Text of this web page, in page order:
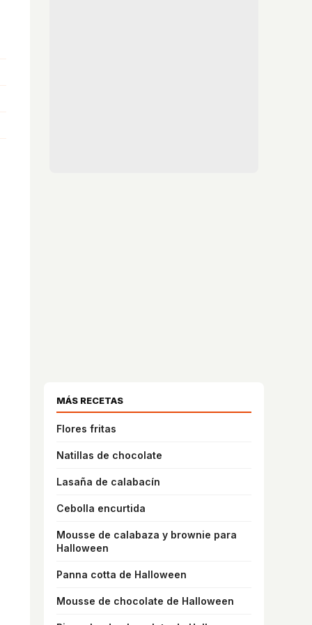
MÁS RECETAS
Flores fritas
Natillas de chocolate
Lasaña de calabacín
Cebolla encurtida
Mousse de calabaza y brownie para
Halloween
Panna cotta de Halloween
Mousse de chocolate de Halloween